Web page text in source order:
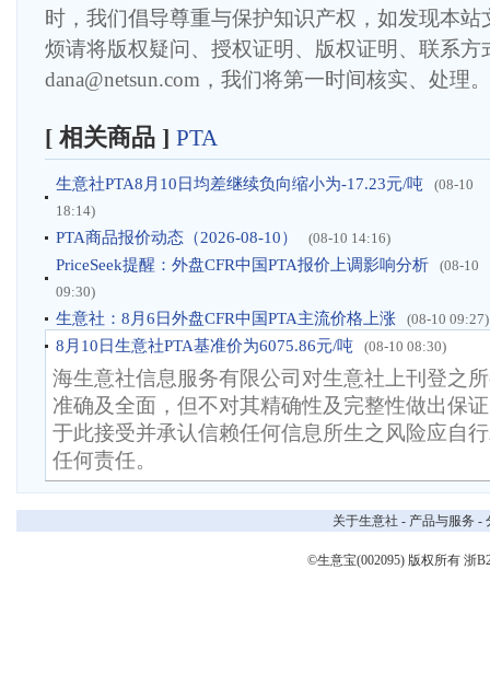
时，我们倡导尊重与保护知识产权，如发现本
烦请将版权疑问、授权证明、版权证明、联系方
dana@netsun.com，我们将第一时间核实、处理。
[ 相关商品 ] PTA
生意社PTA8月10日均差继续负向缩小为-17.23元/吨
(08-10
18:14)
PTA商品报价动态（2026-08-10） (08-10 14:16)
PriceSeek提醒：外盘CFR中国PTA报价上调影响分析
(08-10
09:30)
生意社：8月6日外盘CFR中国PTA主流价格上涨 (08-10 09:27)
8月10日生意社PTA基准价为6075.86元/吨 (08-10 08:30)
海生意社信息服务有限公司对生意社上刊登之
准确及全面，但不对其精确性及完整性做出保
于此接受并承认信赖任何信息所生之风险应自
任何责任。
关于生意社 - 产品与服务 -
©生意宝(002095) 版权所有 浙